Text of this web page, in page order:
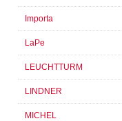
Importa
LaPe
LEUCHTTURM
LINDNER
MICHEL